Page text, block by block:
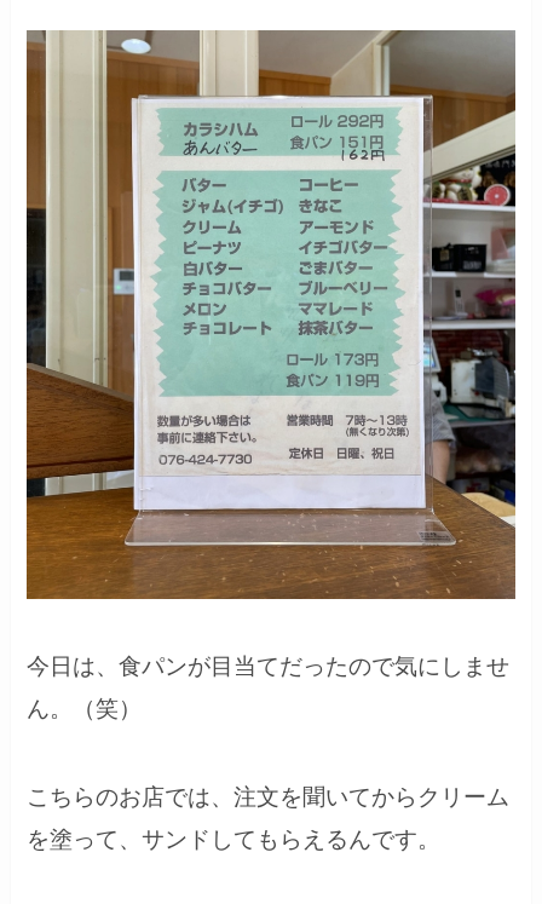
今日は、食パンが目当てだったので気にしませ
ん。（笑）
こちらのお店では、注文を聞いてからクリーム
を塗って、サンドしてもらえるんです。